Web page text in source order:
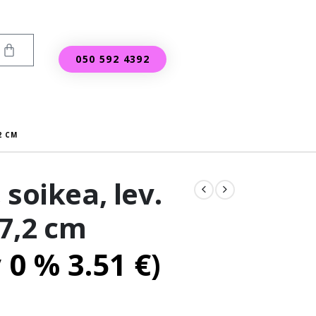
050 592 4392
CM
lev.
cm
% 3.51 €)